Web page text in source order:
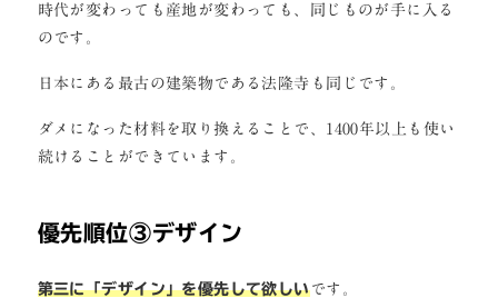
時代が変わっても産地が変わっても、同じものが手に入る
のです。
日本にある最古の建築物である法隆寺も同じです。
ダメになった材料を取り換えることで、1400年以上も使い
続けることができています。
優先順位③デザイン
第三に「デザイン」を優先して欲しいです。